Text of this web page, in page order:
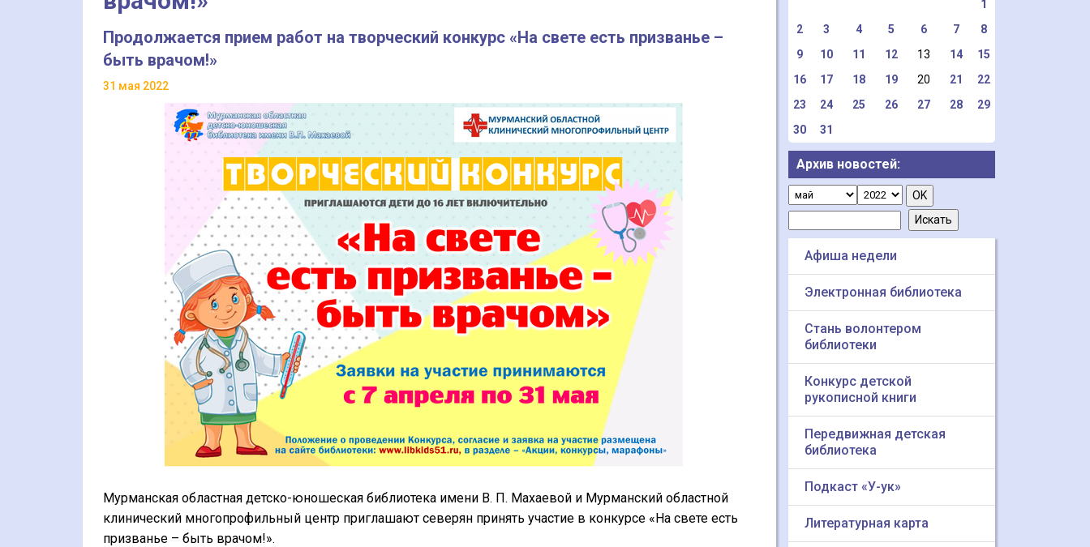
Продолжается прием работ на творческий конкурс «На свете есть призванье –
быть врачом!»
31 мая 2022
Мурманская областная детско-юношеская библиотека имени В. П. Махаевой и Мурманский областной
клинический многопрофильный центр приглашают северян принять участие в конкурсе «На свете есть
призванье – быть врачом!».
1
2
3 4 5 6 7
8
9
10 11 12 13 14
15
16
17 18 19 20 21
22
23
24 25 26 27 28
29
30
31
Архив новостей:
Афиша недели
Электронная библиотека
Стань волонтером
библиотеки
Конкурс детской
рукописной книги
Передвижная детская
библиотека
Подкаст «У-ук»
Литературная карта